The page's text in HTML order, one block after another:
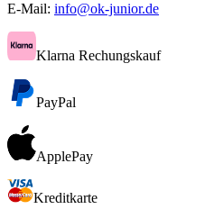
E-Mail: info@ok-junior.de
Klarna Rechungskauf
PayPal
ApplePay
Kreditkarte